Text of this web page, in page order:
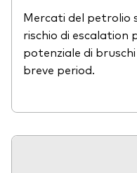
Mercati del petrolio
rischio di escalation
potenziale di
breve period.